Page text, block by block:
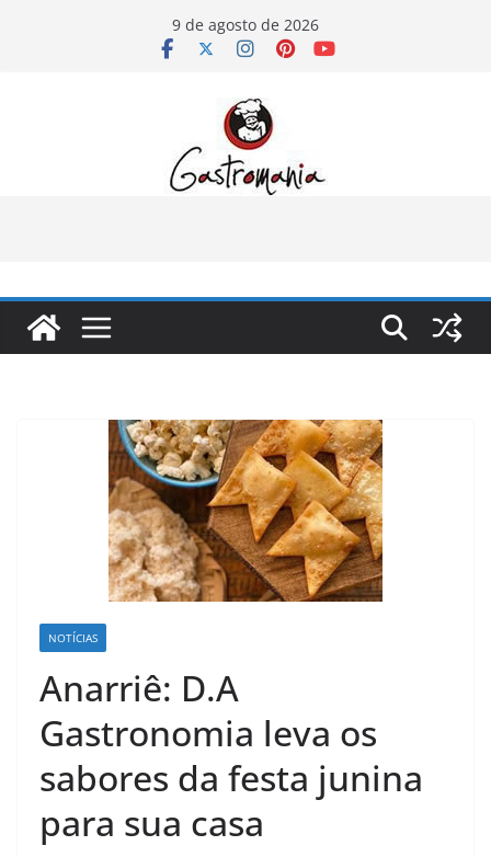
9 de agosto de 2026
NOTÍCIAS
Anarriê: D.A
Gastronomia leva os
sabores da festa junina
para sua casa